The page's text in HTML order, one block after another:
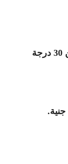
- يخزن الكريم في درجة حرارة لاتزيد عن 30 درجة
جنية.